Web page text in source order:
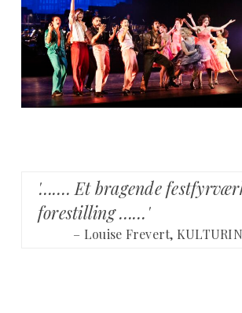
'……. Et bragende
forestilling ……'
– Louise Frevert,